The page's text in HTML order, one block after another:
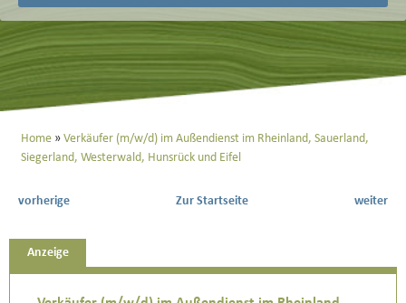
Home
Verkäufer (m/w/d) im Außendienst im Rheinland, Sauerland,
Siegerland, Westerwald, Hunsrück und Eifel
vorherige Zur Startseite weiter
Anzeige